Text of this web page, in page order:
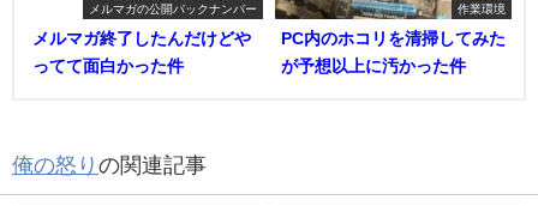
メルマガの公開バックナンバー
メルマガ終了したんだけどや
ってて面白かった件
作業環境
PC内のホコリを清掃してみた
が予想以上に汚かった件
俺の怒り の関連記事